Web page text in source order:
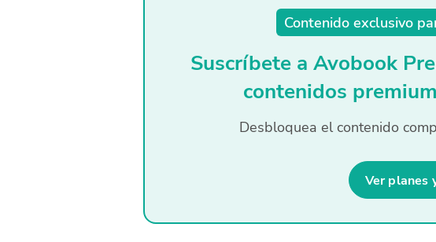
Contenido exclusivo
Suscríbete a Avobook
contenidos
Desbloquea el contenido
Ver planes